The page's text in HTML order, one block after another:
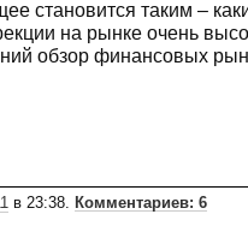
становится таким –
на рынке очень
обзор финансовых
в 23:38. Комментариев: 6